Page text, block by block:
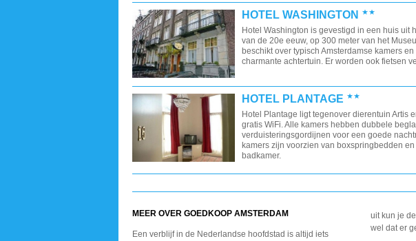
HOTEL WASHINGTON
Hotel Washington is gevestigd in een huis uit
van de 20e eeuw, op 300 meter van het
beschikt over typisch Amsterdamse kamers en
charmante achtertuin. Er worden ook fietsen
HOTEL PLANTAGE
Hotel Plantage ligt tegenover dierentuin Artis
gratis WiFi. Alle kamers hebben dubbele
verduisteringsgordijnen voor een goede
kamers zijn voorzien van boxspringbedden
badkamer.
MEER OVER GOEDKOOP AMSTERDAM
Een verblijf in de Nederlandse hoofdstad is altijd iets
uit kun je
wel dat er